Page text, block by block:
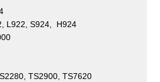
L922, S924, H924
TS2900, TS7620